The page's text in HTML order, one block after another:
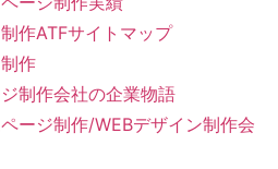
作ATFサイトマップ
作
制作会社の企業物語
ージ制作/WEBデザイン制作会